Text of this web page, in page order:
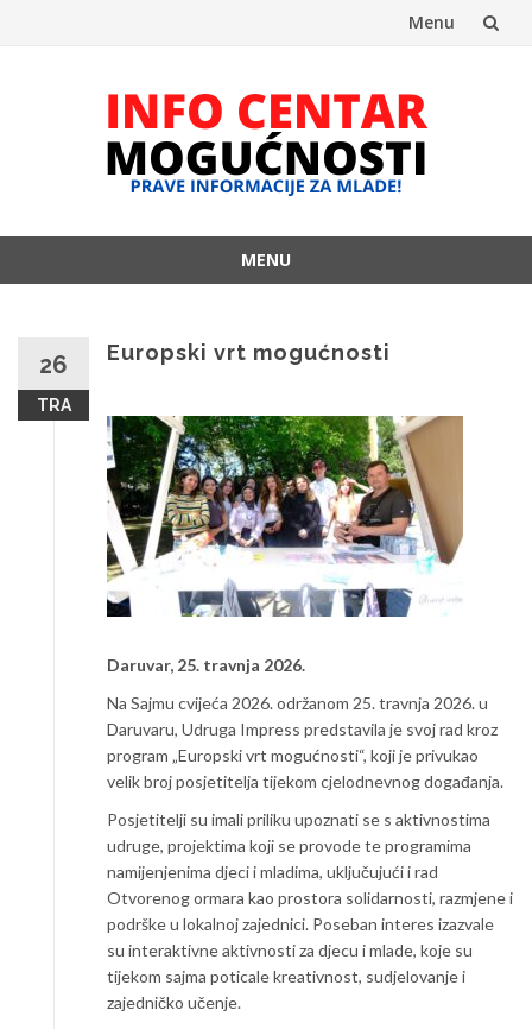
Menu
MENU
26
TRA
Europski vrt mogućnosti
Daruvar, 25. travnja 2026.
Na Sajmu cvijeća 2026. održanom 25. travnja 2026. u
Daruvaru, Udruga Impress predstavila je svoj rad kroz
program „Europski vrt mogućnosti“, koji je privukao
velik broj posjetitelja tijekom cjelodnevnog događanja.
Posjetitelji su imali priliku upoznati se s aktivnostima
udruge, projektima koji se provode te programima
namijenjenima djeci i mladima, uključujući i rad
Otvorenog ormara kao prostora solidarnosti, razmjene i
podrške u lokalnoj zajednici. Poseban interes izazvale
su interaktivne aktivnosti za djecu i mlade, koje su
tijekom sajma poticale kreativnost, sudjelovanje i
zajedničko učenje.